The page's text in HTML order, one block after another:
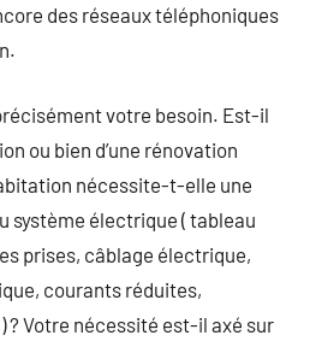
des réseaux téléphoniques
votre besoin. Est-il
ou bien d’une rénovation
nécessite-t-elle une
système électrique ( tableau
prises, câblage électrique,
courants réduites,
Votre nécessité est-il axé sur